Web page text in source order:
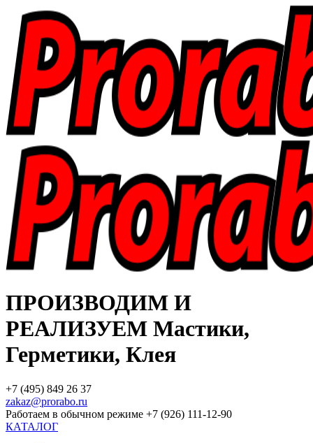
ПРОИЗВОДИМ И
РЕАЛИЗУЕМ Мастики,
Герметики, Клея
+7 (495) 849 26 37
zakaz@prorabo.ru
Работаем в обычном режиме +7 (926) 111-12-90
КАТАЛОГ